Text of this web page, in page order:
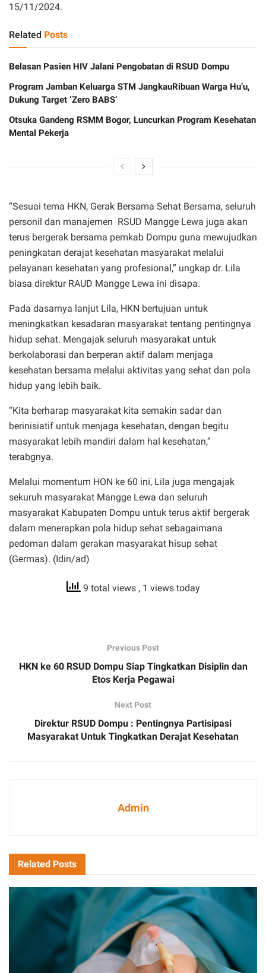
15/11/2024.
Related Posts
Belasan Pasien HIV Jalani Pengobatan di RSUD Dompu
Program Jamban Keluarga STM JangkauRibuan Warga Hu’u,
Dukung Target ‘Zero BABS’
Otsuka Gandeng RSMM Bogor, Luncurkan Program Kesehatan
Mental Pekerja
“Sesuai tema HKN, Gerak Bersama Sehat Bersama, seluruh
personil dan manajemen RSUD Mangge Lewa juga akan
terus bergerak bersama pemkab Dompu guna mewujudkan
peningkatan derajat kesehatan masyarakat melalui
pelayanan kesehatan yang profesional,” ungkap dr. Lila
biasa direktur RAUD Mangge Lewa ini disapa.
Pada dasarnya lanjut Lila, HKN bertujuan untuk
meningkatkan kesadaran masyarakat tentang pentingnya
hidup sehat. Mengajak seluruh masyarakat untuk
berkolaborasi dan berperan aktif dalam menjaga
kesehatan bersama melalui aktivitas yang sehat dan pola
hidup yang lebih baik.
“Kita berharap masyarakat kita semakin sadar dan
berinisiatif untuk menjaga kesehatan, dengan begitu
masyarakat lebih mandiri dalam hal kesehatan,”
terabgnya.
Melalui momentum HON ke 60 ini, Lila juga mengajak
sekuruh masyarakat Mangge Lewa dan seluruh
masyarakat Kabupaten Dompu untuk terus aktif bergerak
dalam menerapkan pola hidup sehat sebagaimana
pedoman dalam gerakan masyarakat hisup sehat
(Germas). (Idin/ad)
9 total views , 1 views today
Previous Post
HKN ke 60 RSUD Dompu Siap Tingkatkan Disiplin dan
Etos Kerja Pegawai
Next Post
Direktur RSUD Dompu : Pentingnya Partisipasi
Masyarakat Untuk Tingkatkan Derajat Kesehatan
Admin
Related Posts